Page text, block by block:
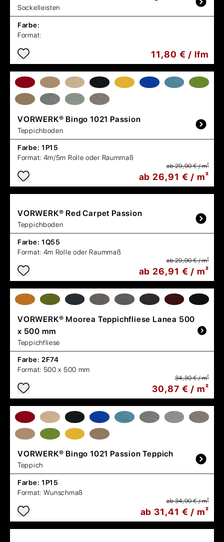
Sockelleisten
Farbe:
Format:
11,80 € / lfm
VORWERK® Bingo 1021 Passion
Teppichboden
Farbe: 1P15
Format: 4m/5m Rolle oder Raummaß
ab 29,90 € / m²
ab 26,91 € / m²
VORWERK® Red Carpet Passion
Teppichboden
Farbe: 1Q55
Format: 4m Rolle oder Raummaß
ab 29,90 € / m²
ab 26,91 € / m²
VORWERK® Moorea Teppichfliese Lanea 500
x 500 mm
Teppichfliese
Farbe: 2F74
Format: 500 x 500 mm
34,30 € / m²
30,87 € / m²
VORWERK® Bingo 1021 Passion Teppich
Teppich
Farbe: 1P15
Format: Wunschmaß
ab 34,90 € / m²
ab 31,41 € / m²